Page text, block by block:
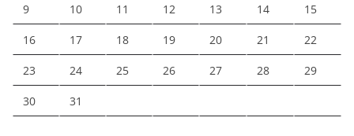
9 10 11 12 13 14 15
16 17 18 19 20 21 22
23 24 25 26 27 28 29
30 31